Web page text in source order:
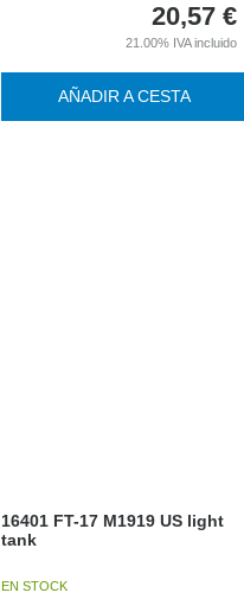
20,57 €
21.00% IVA incluido
AÑADIR A CESTA
16401 FT-17 M1919 US light
tank
EN STOCK